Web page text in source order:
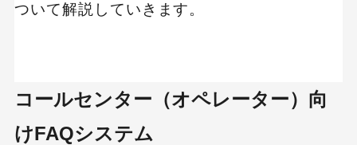
ついて解説していきます。
コールセンター（オペレーター）向
けFAQシステム